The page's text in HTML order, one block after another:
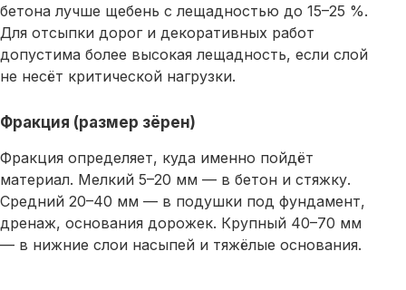
бетона лучше щебень с лещадностью до 15–25 %.
Для отсыпки дорог и декоративных работ
допустима более высокая лещадность, если слой
не несёт критической нагрузки.
Фракция (размер зёрен)
Фракция определяет, куда именно пойдёт
материал. Мелкий 5–20 мм — в бетон и стяжку.
Средний 20–40 мм — в подушки под фундамент,
дренаж, основания дорожек. Крупный 40–70 мм
— в нижние слои насыпей и тяжёлые основания.